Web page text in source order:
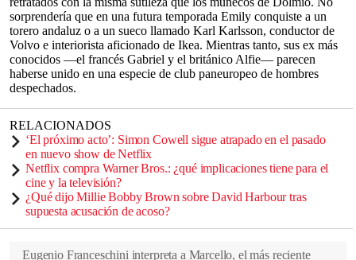
sorprendería que en una futura temporada Emily conquiste a un
torero andaluz o a un sueco llamado Karl Karlsson, conductor de
Volvo e interiorista aficionado de Ikea. Mientras tanto, sus ex más
conocidos —el francés Gabriel y el británico Alfie— parecen
haberse unido en una especie de club paneuropeo de hombres
despechados.
RELACIONADOS
‘El próximo acto’: Simon Cowell sigue atrapado en el pasado
en nuevo show de Netflix
Netflix compra Warner Bros.: ¿qué implicaciones tiene para el
cine y la televisión?
¿Qué dijo Millie Bobby Brown sobre David Harbour tras
supuesta acusación de acoso?
Eugenio Franceschini interpreta a Marcello, el más reciente